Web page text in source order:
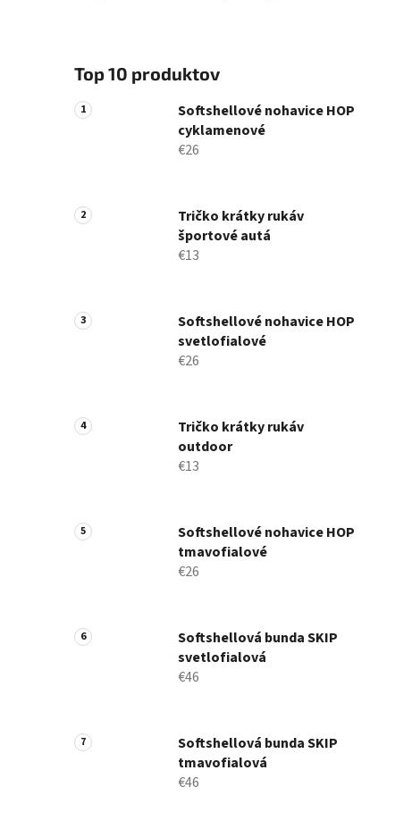
Top 10 produktov
Softshellové nohavice HOP
cyklamenové
€26
Tričko krátky rukáv
športové autá
€13
Softshellové nohavice HOP
svetlofialové
€26
Tričko krátky rukáv
outdoor
€13
Softshellové nohavice HOP
tmavofialové
€26
Softshellová bunda SKIP
svetlofialová
€46
Softshellová bunda SKIP
tmavofialová
€46